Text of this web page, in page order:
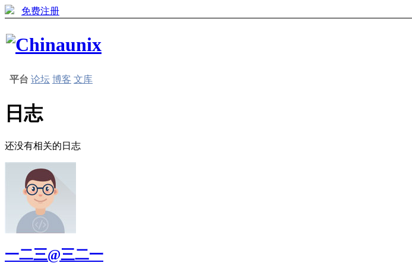
免费注册
平台 论坛 博客 文库
日志
还没有相关的日志
一二三@三二一